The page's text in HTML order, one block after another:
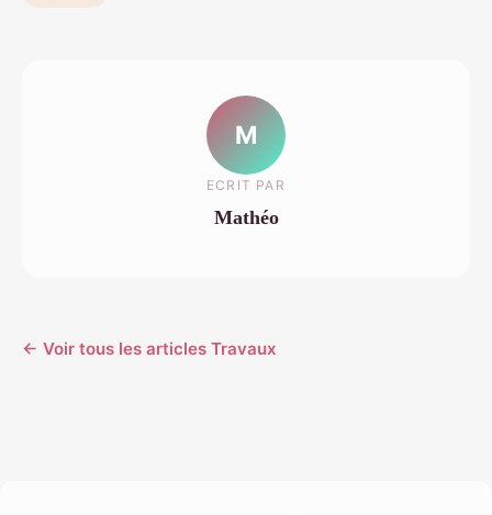
M
ECRIT PAR
Mathéo
← Voir tous les articles Travaux